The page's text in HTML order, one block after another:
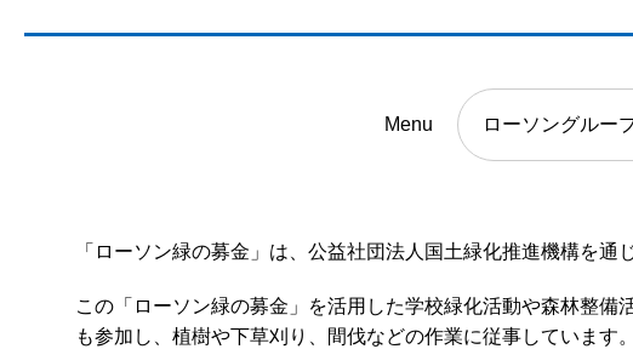
Menu
「ローソン緑の募金」は、公益社団法人国土緑化推進機構を
この「ローソン緑の募金」を活用した学校緑化活動や森林整
も参加し、植樹や下草刈り、間伐などの作業に従事していま